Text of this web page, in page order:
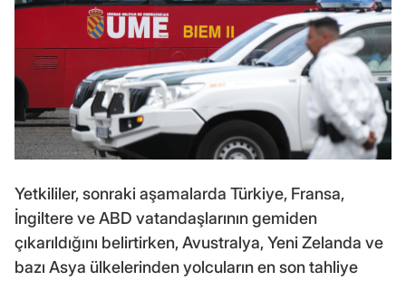
Yetkililer, sonraki aşamalarda Türkiye, Fransa,
İngiltere ve ABD vatandaşlarının gemiden
çıkarıldığını belirtirken, Avustralya, Yeni Zelanda ve
bazı Asya ülkelerinden yolcuların en son tahliye